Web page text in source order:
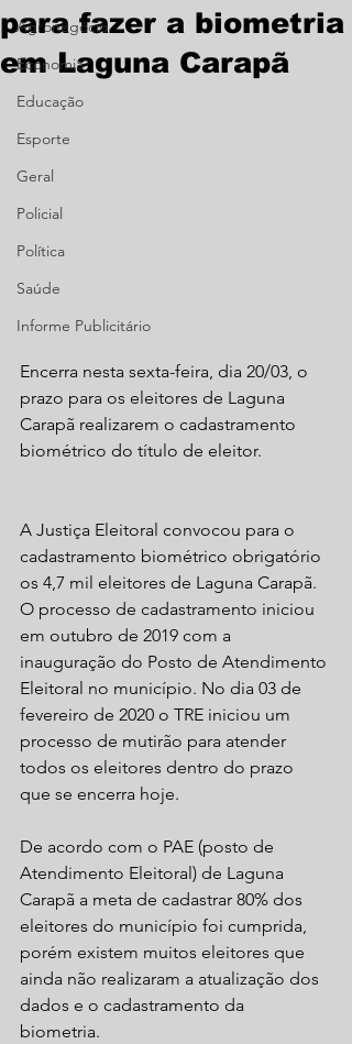
Agronegócio
Economia
Educação
Esporte
Geral
Policial
Política
Saúde
Informe Publicitário
para fazer a biometria
em Laguna Carapã
Encerra nesta sexta-feira, dia 20/03, o
prazo para os eleitores de Laguna
Carapã realizarem o cadastramento
biométrico do título de eleitor.
A Justiça Eleitoral convocou para o
cadastramento biométrico obrigatório
os 4,7 mil eleitores de Laguna Carapã.
O processo de cadastramento iniciou
em outubro de 2019 com a
inauguração do Posto de Atendimento
Eleitoral no município. No dia 03 de
fevereiro de 2020 o TRE iniciou um
processo de mutirão para atender
todos os eleitores dentro do prazo
que se encerra hoje.
De acordo com o PAE (posto de
Atendimento Eleitoral) de Laguna
Carapã a meta de cadastrar 80% dos
eleitores do município foi cumprida,
porém existem muitos eleitores que
ainda não realizaram a atualização dos
dados e o cadastramento da
biometria.